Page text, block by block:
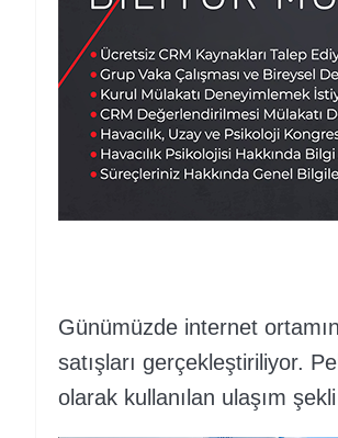
Günümüzde internet
satışları gerçekleştiriliyor.
olarak kullanılan ulaşım